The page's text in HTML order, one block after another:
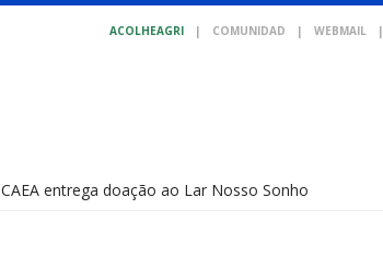
ACOLHEAGRI | COMUNIDAD | WEBMAIL |
CAEA entrega doação ao Lar Nosso Sonho